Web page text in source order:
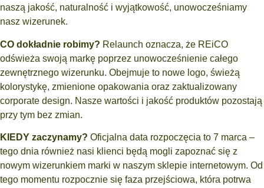
naszą jakość, naturalność i wyjątkowość, unowocześniamy
nasz wizerunek.
CO dokładnie robimy? Relaunch oznacza, że REiCO
odświeża swoją markę poprzez unowocześnienie całego
zewnętrznego wizerunku. Obejmuje to nowe logo, świeżą
kolorystykę, zmienione opakowania oraz zaktualizowany
corporate design. Nasze wartości i jakość produktów pozostają
przy tym bez zmian.
KIEDY zaczynamy? Oficjalna data rozpoczęcia to 7 marca –
tego dnia również nasi klienci będą mogli zapoznać się z
nowym wizerunkiem marki w naszym sklepie internetowym. Od
tego momentu rozpocznie się faza przejściowa, która potrwa